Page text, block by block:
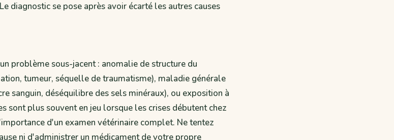
diagnostic se pose après avoir écarté les autres causes
problème sous-jacent : anomalie de structure du
tumeur, séquelle de traumatisme), maladie générale
sanguin, déséquilibre des sels minéraux), ou exposition à
sont plus souvent en jeu lorsque les crises débutent chez
d'un examen vétérinaire complet. Ne tentez
ni d'administrer un médicament de votre propre